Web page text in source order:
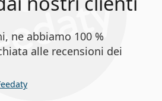
ne abbiamo 100 %
alle recensioni dei